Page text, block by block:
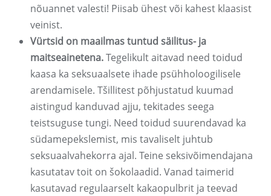
nõuannet valesti! Piisab ühest või kahest klaasist
veinist.
Vürtsid on maailmas tuntud säilitus- ja
maitseainetena.Tegelikult aitavad need toidud
kaasa ka seksuaalsete ihade psühholoogilisele
arendamisele. Tšillitest põhjustatud kuumad
aistingud kanduvad ajju, tekitades seega
teistsuguse tungi. Need toidud suurendavad ka
südamepekslemist, mis tavaliselt juhtub
seksuaalvahekorra ajal. Teine seksivõimendajana
kasutatav toit on šokolaadid. Vanad taimerid
kasutavad regulaarselt kakaopulbrit ja teevad